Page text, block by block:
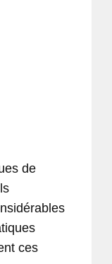
de
ces